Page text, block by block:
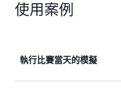
使用案例
執行比賽當天的模擬